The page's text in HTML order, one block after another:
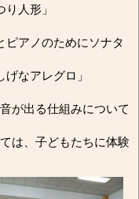
人形」
アノのためにソナタ
グロ」
が出る仕組みについて
は、子どもたちに体験